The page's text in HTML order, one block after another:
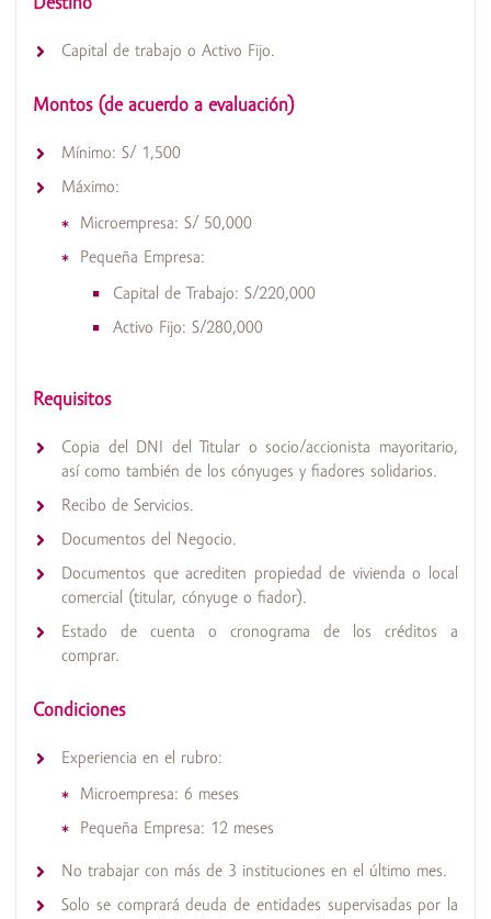
Destino
Capital de trabajo o Activo Fijo.
Montos (de acuerdo a evaluación)
Mínimo: S/ 1,500
Máximo:
Microempresa: S/ 50,000
Pequeña Empresa:
Capital de Trabajo: S/220,000
Activo Fijo: S/280,000
Requisitos
Copia del DNI del Titular o socio/accionista mayoritario,
así como también de los cónyuges y fiadores solidarios.
Recibo de Servicios.
Documentos del Negocio.
Documentos que acrediten propiedad de vivienda o local
comercial (titular, cónyuge o fiador).
Estado de cuenta o cronograma de los créditos a
comprar.
Condiciones
Experiencia en el rubro:
Microempresa: 6 meses
Pequeña Empresa: 12 meses
No trabajar con más de 3 instituciones en el último mes.
Solo se comprará deuda de entidades supervisadas por la